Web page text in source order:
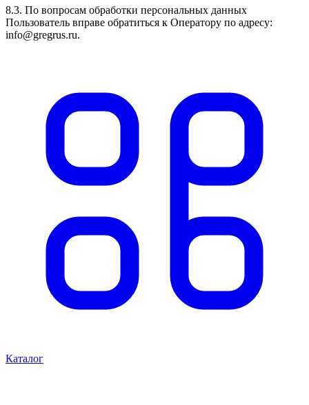
8.3. По вопросам обработки персональных данных
Пользователь вправе обратиться к Оператору по адресу:
info@gregrus.ru.
Каталог